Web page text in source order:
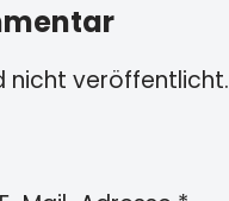
nicht veröffentlicht.